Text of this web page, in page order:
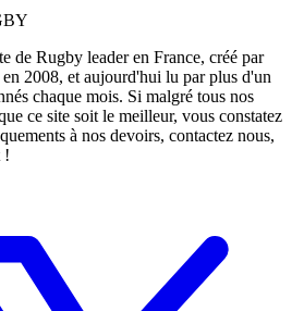
de Rugby leader en France, créé par
2008, et aujourd'hui lu par plus d'un
chaque mois. Si malgré tous nos
ce site soit le meilleur, vous constatez
à nos devoirs, contactez nous,
!